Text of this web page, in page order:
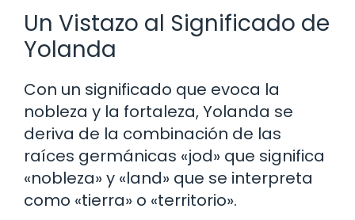
Un Vistazo al Significado de
Yolanda
Con un significado que evoca la
nobleza y la fortaleza, Yolanda se
deriva de la combinación de las
raíces germánicas «jod» que significa
«nobleza» y «land» que se interpreta
como «tierra» o «territorio».